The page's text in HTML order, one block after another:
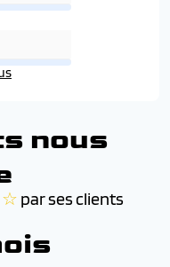
nous
☆ par ses clients